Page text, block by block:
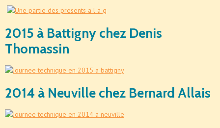
2015 à Battigny chez Denis
Thomassin
2014 à Neuville chez Bernard Allais